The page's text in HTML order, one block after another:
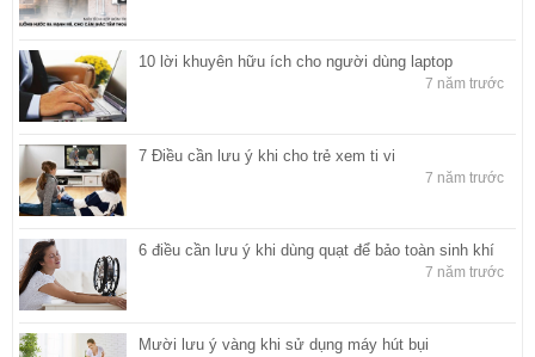
10 lời khuyên hữu ích cho người dùng laptop
7 năm trước
7 Điều cần lưu ý khi cho trẻ xem ti vi
7 năm trước
6 điều cần lưu ý khi dùng quạt để bảo toàn sinh khí
7 năm trước
Mười lưu ý vàng khi sử dụng máy hút bụi